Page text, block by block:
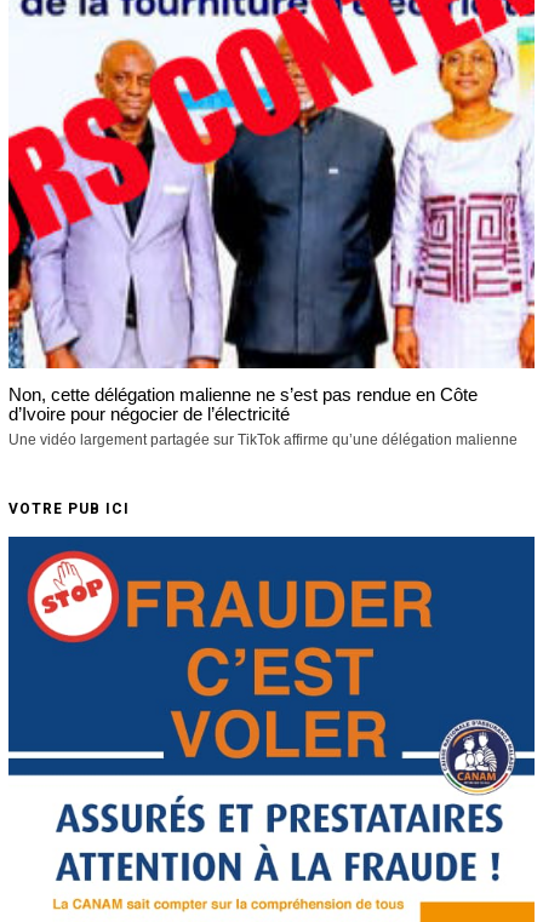
Non, cette délégation malienne ne s’est pas rendue en Côte
d’Ivoire pour négocier de l’électricité
Une vidéo largement partagée sur TikTok affirme qu’une délégation malienne
VOTRE PUB ICI